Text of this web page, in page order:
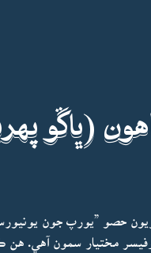
(ڀاڱو
حصو ”يورپ جون
مختيار سمون آهي. هن